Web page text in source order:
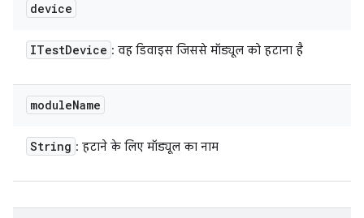
device
ITestDevice : वह डिवाइस जिससे मॉड्यूल को हटाना है
moduleName
String : हटाने के लिए मॉड्यूल का नाम